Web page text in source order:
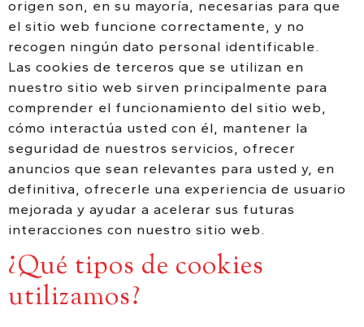
origen son, en su mayoría, necesarias para que
el sitio web funcione correctamente, y no
recogen ningún dato personal identificable.
Las cookies de terceros que se utilizan en
nuestro sitio web sirven principalmente para
comprender el funcionamiento del sitio web,
cómo interactúa usted con él, mantener la
seguridad de nuestros servicios, ofrecer
anuncios que sean relevantes para usted y, en
definitiva, ofrecerle una experiencia de usuario
mejorada y ayudar a acelerar sus futuras
interacciones con nuestro sitio web.
¿Qué tipos de cookies
utilizamos?